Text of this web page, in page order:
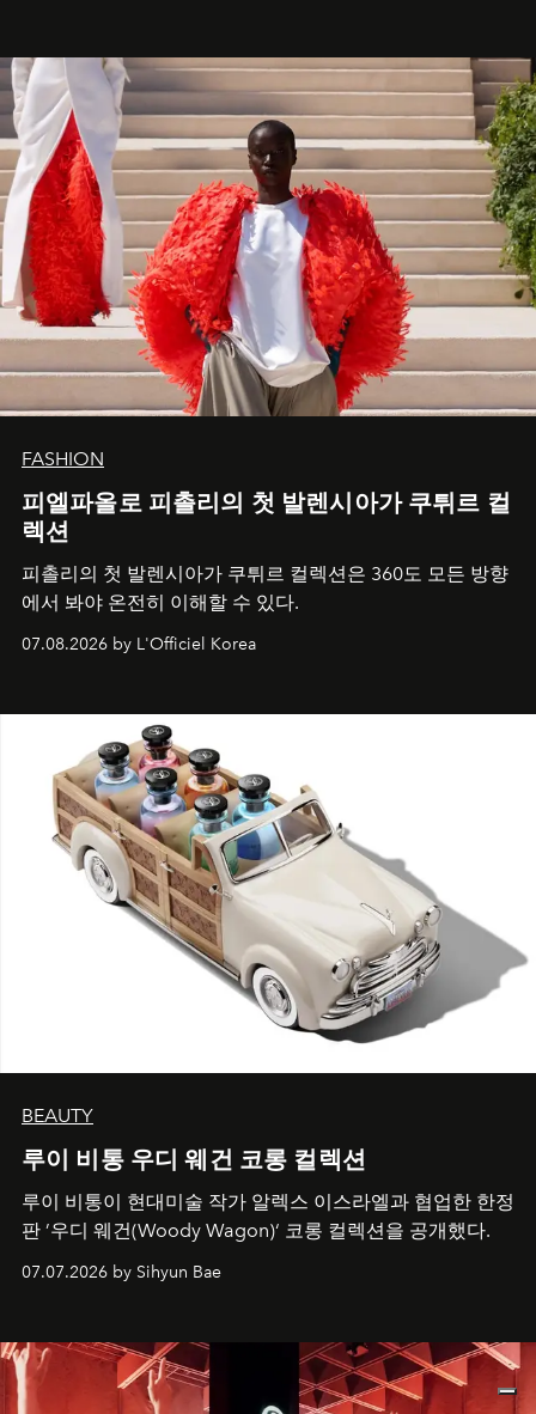
FASHION
피엘파올로 피촐리의 첫 발렌시아가 쿠튀르 컬
렉션
피촐리의 첫 발렌시아가 쿠튀르 컬렉션은 360도 모든 방향
에서 봐야 온전히 이해할 수 있다.
07.08.2026 by L'Officiel Korea
BEAUTY
루이 비통 우디 웨건 코롱 컬렉션
루이 비통이 현대미술 작가 알렉스 이스라엘과 협업한 한정
판 ’우디 웨건(Woody Wagon)‘ 코롱 컬렉션을 공개했다.
07.07.2026 by Sihyun Bae